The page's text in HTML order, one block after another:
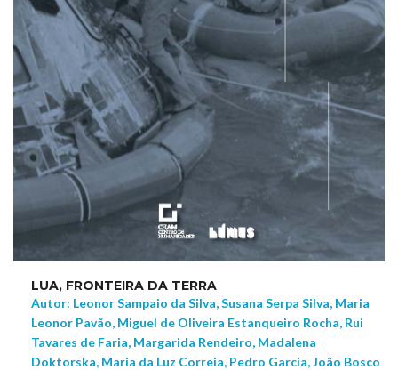
LUA, FRONTEIRA DA TERRA
Autor: Leonor Sampaio da Silva, Susana Serpa Silva, Maria
Leonor Pavão, Miguel de Oliveira Estanqueiro Rocha, Rui
Tavares de Faria, Margarida Rendeiro, Madalena
Doktorska, Maria da Luz Correia, Pedro Garcia, João Bosco